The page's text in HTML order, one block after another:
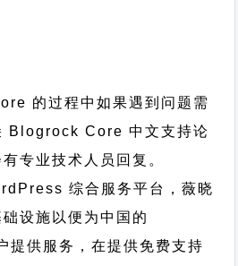
的过程中如果遇到问题需
Blogrock Core 中文支持论
专业技术人员回复。
综合服务平台，薇晓
设施以便为中国的
供服务，在提供免费支持